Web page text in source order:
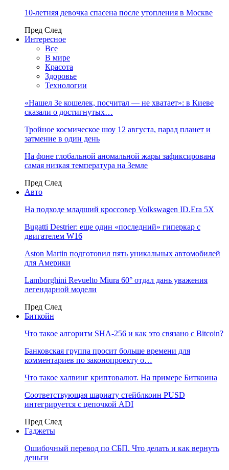
10-летняя девочка спасена после утопления в Москве
Пред След
Интересное
Все
В мире
Красота
Здоровье
Технологии
«Нашел Зе кошелек, посчитал — не хватает»: в Киеве
сказали о достигнутых…
Тройное космическое шоу 12 августа, парад планет и
затмение в один день
На фоне глобальной аномальной жары зафиксирована
самая низкая температура на Земле
Пред След
Авто
На подходе младший кроссовер Volkswagen ID.Era 5X
Bugatti Destrier: еще один «последний» гиперкар с
двигателем W16
Aston Martin подготовил пять уникальных автомобилей
для Америки
Lamborghini Revuelto Miura 60° отдал дань уважения
легендарной модели
Пред След
Биткойн
Что такое алгоритм SHA-256 и как это связано с Bitcoin?
Банковская группа просит больше времени для
комментариев по законопроекту о…
Что такое халвинг криптовалют. На примере Биткоина
Соответствующая шариату стейблкоин PUSD
интегрируется с цепочкой ADI
Пред След
Гаджеты
Ошибочный перевод по СБП. Что делать и как вернуть
деньги